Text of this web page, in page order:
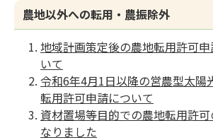
農地以外への転用・農振除外
地域計画策定後の農地転用許可
いて
令和6年4月1日以降の営農型太陽
転用許可申請について
資材置場等目的での農地転用許
なりました